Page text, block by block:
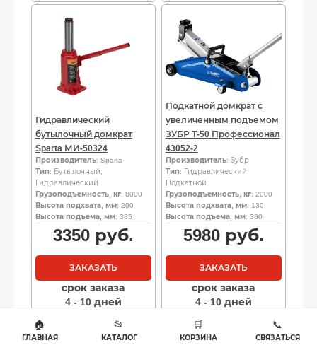
Гидравлический
бутылочный домкрат
Sparta МИ-50324
Производитель: Sparta
Тип: Бутылочный,
Гидравлический
Грузоподъемность, кг: 8000
Высота подхвата, мм: 200
Высота подъема, мм: 385
3350руб.
ЗАКАЗАТЬ
срок заказа
4 - 10 дней
Подкатной домкрат с
увеличенным подъемом
ЗУБР Т-50 Профессионал
43052-2
Производитель: Зубр
Тип: Гидравлический,
Подкатной
Грузоподъемность, кг: 2000
Высота подхвата, мм: 130
Высота подъема, мм: 380
5980руб.
ЗАКАЗАТЬ
срок заказа
4 - 10 дней
🏠
ГЛАВНАЯ
📂
КАТАЛОГ
🛒
КОРЗИНА
📞
СВЯЗАТЬСЯ